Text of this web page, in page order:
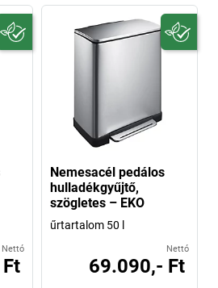
Nettó
Nemesacél pedálos
hulladékgyűjtő,
szögletes – EKO
űrtartalom 50 l
Nettó
69.090,- Ft